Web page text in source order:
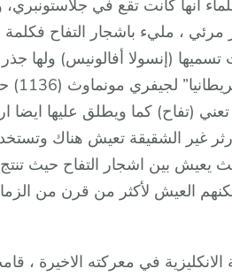
أنها كانت تقع في
، مليء باشجار التفاح فكلمة
(إنسولا أفالونيس) ولها جذر
إلى
تعني (تفاح) كما ويطلق عليها
غير الشقيقة تعيش هناك
يعيش بين اشجار التفاح حيث تنتج
العيش لأكثر من قرن من
الانكليزية في معركته الاخيرة ،